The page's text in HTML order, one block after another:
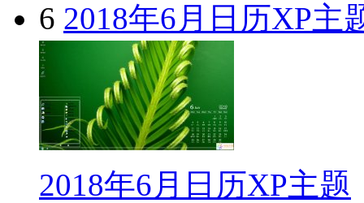
6 2018年6月日历XP主
2018年6月日历XP主题